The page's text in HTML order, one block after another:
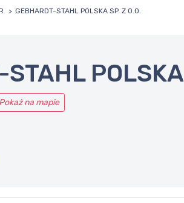
GEBHARDT-STAHL POLSKA SP. Z O.O.
Pokaż na mapie